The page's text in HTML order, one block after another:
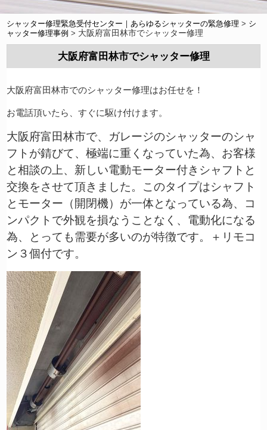
シャッター修理緊急受付センター｜あらゆるシャッターの緊急修理 > シ
ャッター修理事例 > 大阪府富田林市でシャッター修理
大阪府富田林市でシャッター修理
大阪府富田林市でのシャッター修理はお任せを！
お電話頂いたら、すぐに駆け付けます。
大阪府富田林市で、ガレージのシャッターのシャ
フトが錆びて、極端に重くなっていた為、お客様
と相談の上、新しい電動モーター付きシャフトと
交換をさせて頂きました。このタイプはシャフト
とモーター（開閉機）が一体となっている為、コ
ンパクトで外観を損なうことなく、電動化になる
為、とっても需要が多いのが特徴です。＋リモコ
ン３個付です。